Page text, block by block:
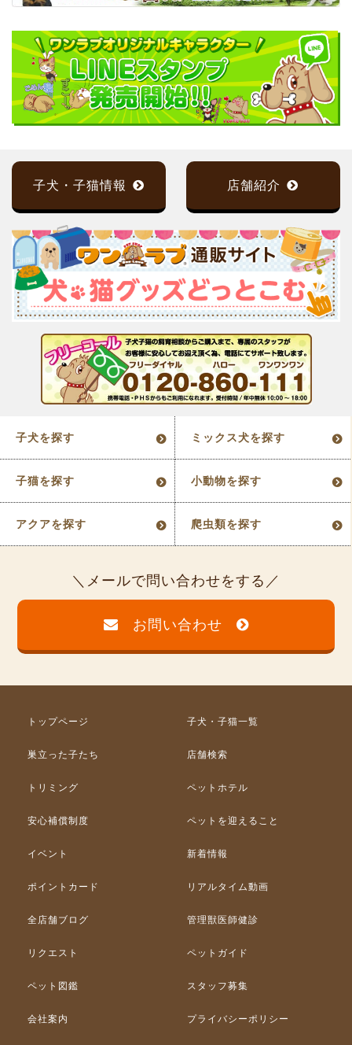
子犬・子猫情報 店舗紹介
子犬を探す ミックス犬を探す
子猫を探す 小動物を探す
アクアを探す 爬虫類を探す
メールで問い合わせをする
お問い合わせ
トップページ 子犬・子猫一覧
巣立った子たち 店舗検索
トリミング ペットホテル
安心補償制度 ペットを迎えること
イベント 新着情報
ポイントカード リアルタイム動画
全店舗ブログ 管理獣医師健診
リクエスト ペットガイド
ペット図鑑 スタッフ募集
会社案内 プライバシーポリシー